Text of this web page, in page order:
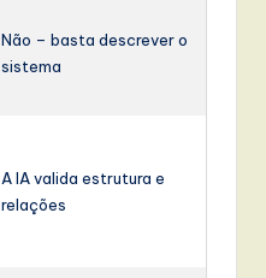
Não – basta descrever o
sistema
A IA valida estrutura e
relações